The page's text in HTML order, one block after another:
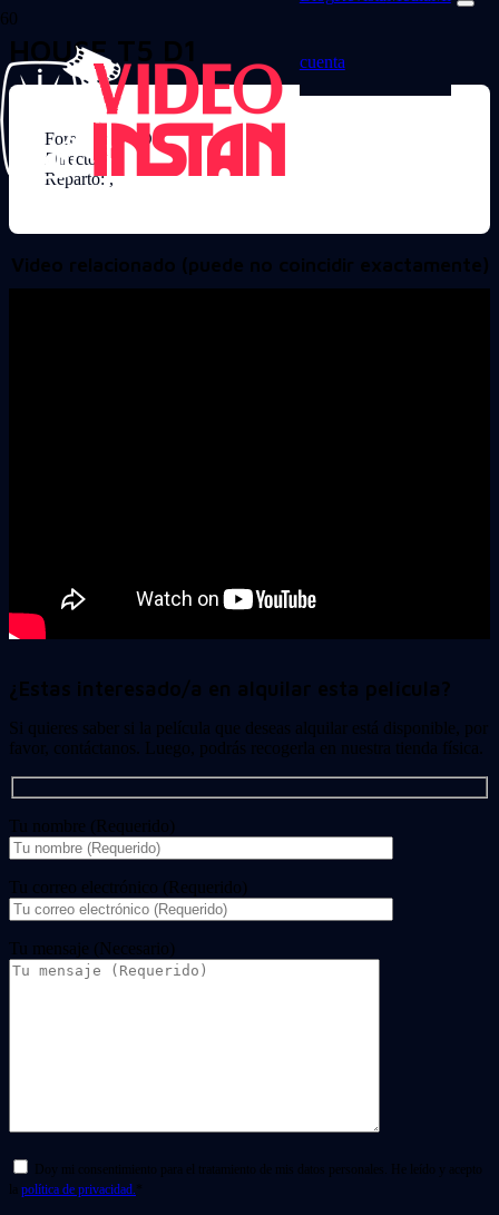
cuenta
HOUSE T5 D1
Formato: DVD
Director:
Reparto: ,
Video relacionado (puede no coincidir exactamente)
¿Estas interesado/a en alquilar esta película?
Si quieres saber si la película que deseas alquilar está disponible, por
favor, contáctanos. Luego, podrás recogerla en nuestra tienda física.
Tu nombre (Requerido)
Tu correo electrónico (Requerido)
Tu mensaje (Necesario)
Doy mi consentimiento para el tratamiento de mis datos personales. He leído y acepto
la política de privacidad. *